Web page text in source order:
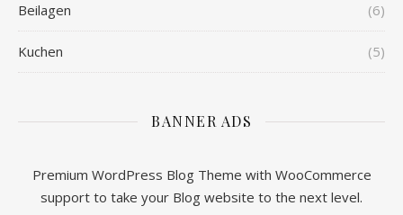
Beilagen (6)
Kuchen (5)
BANNER ADS
Premium WordPress Blog Theme with WooCommerce
support to take your Blog website to the next level.